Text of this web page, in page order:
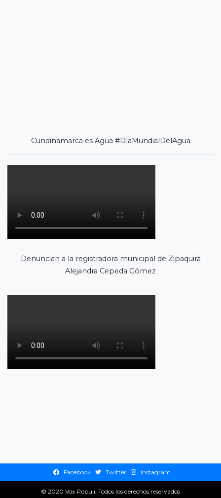
Cundinamarca es Agua #DíaMundialDelAgua
Denuncian a la registradora municipal de Zipaquirá
Alejandra Cepeda Gómez
Facebook Twitter Instagram
© 2020 Vox Populi. Todos los derechos reservados